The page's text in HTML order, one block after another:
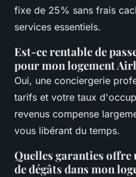
fixe de 25% sans frais
services essentiels.
Est-ce rentable de
pour mon logement
Oui, une conciergerie
tarifs et votre taux
revenus compense
vous libérant du temps.
Quelles garanties offre
de dégâts dans mon